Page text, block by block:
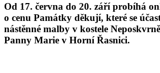
Od 17. června do 20. září probíhá
o cenu Památky děkují, které se
nástěnné malby v kostele
Panny Marie v Horní Řasnici.